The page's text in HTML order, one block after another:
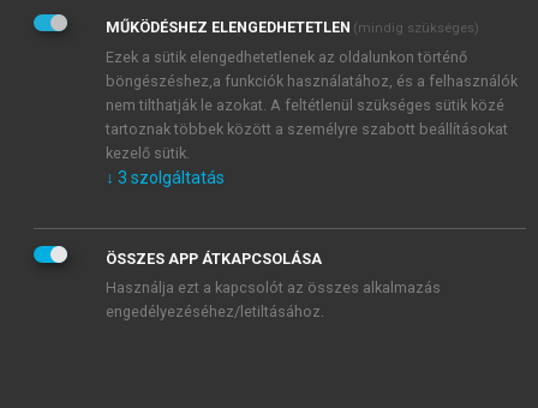
Adatkezelési tájékoztatóbanfoglaltakat tudomásul
veszem és elfogadom.
Általános vásárlási feltételeket, valamint a szotar.netés a
mersz.huoldalak licencszerződéseiben foglaltakat
tudomásul veszem és elfogadom.
KIPRÓBÁLOM
MŰKÖDÉSHEZ ELENGEDHETETLEN (mindig szükséges)
Ezek a sütik elengedhetetlenek az oldalunkon történő
böngészéshez,a funkciók használatához, és a felhasználók
nem tilthatják le azokat. A feltétlenül szükséges sütik közé
tartoznak többek között a személyre szabott beállításokat
kezelő sütik.
↓ 3 szolgáltatás
ÖSSZES APP ÁTKAPCSOLÁSA
Használja ezt a kapcsolót az összes alkalmazás
engedélyezéséhez/letiltásához.